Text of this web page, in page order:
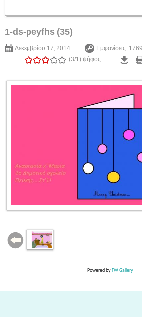
1-ds-peyfhs (35)
Δεκεμβρίου 17, 2014
Εμφανίσεις: 1769
(3/1) ψήφος
Powered by FW Gallery